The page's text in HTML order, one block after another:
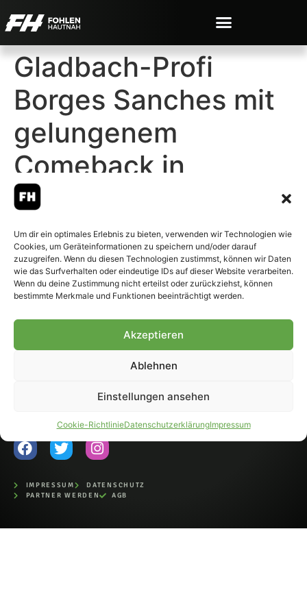
Um dir ein optimales Erlebnis zu bieten, verwenden wir Technologien wie
Cookies, um Geräteinformationen zu speichern und/oder darauf
zuzugreifen. Wenn du diesen Technologien zustimmst, können wir Daten
wie das Surfverhalten oder eindeutige IDs auf dieser Website verarbeiten.
Wenn du deine Zustimmung nicht erteilst oder zurückziehst, können
bestimmte Merkmale und Funktionen beeinträchtigt werden.
Akzeptieren
Ablehnen
Einstellungen ansehen
Cookie-RichtlinieDatenschutzerklärungImpressum
Gladbach-Profi
Borges Sanches mit
gelungenem
Comeback in
England
© 2007-2026 Fohlen-Hautnah.de
– Alle rechte vorbehalten.
Fohlen-Hautnah.de ist ein
offiziell eingetragenes Magazin
bei der Deutschen
Nationalbibliothek (ISSN 1868-
auszugsweise, nur mit
IMPRESSUM
DATENSCHUTZ
PARTNER WERDEN
AGB